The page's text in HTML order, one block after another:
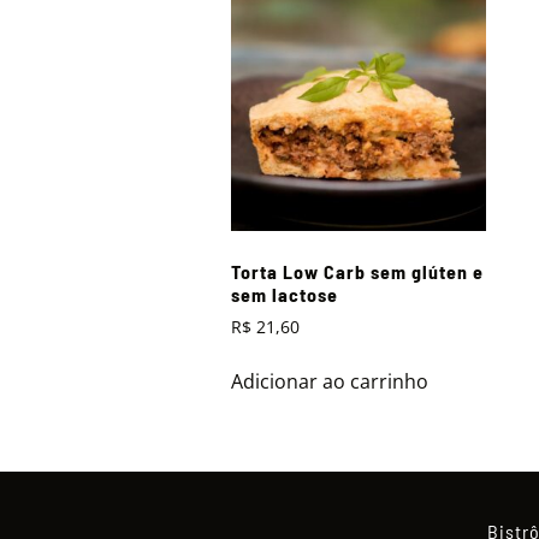
Torta Low Carb sem glúten e
sem lactose
R$ 21,60
Adicionar ao carrinho